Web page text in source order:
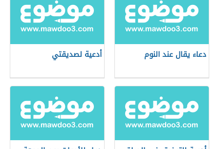
دعاء يقال عند النوم أدعية لصديقتي